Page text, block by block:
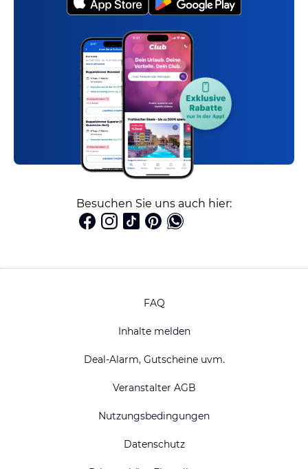
Besuchen Sie uns auch hier:
FAQ
Inhalte melden
Deal-Alarm, Gutscheine uvm.
Veranstalter AGB
Nutzungsbedingungen
Datenschutz